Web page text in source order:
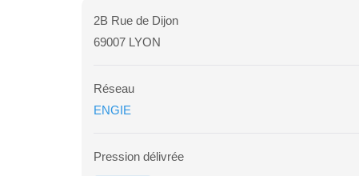
2B Rue de Dijon
69007 LYON
Réseau
ENGIE
Pression délivrée